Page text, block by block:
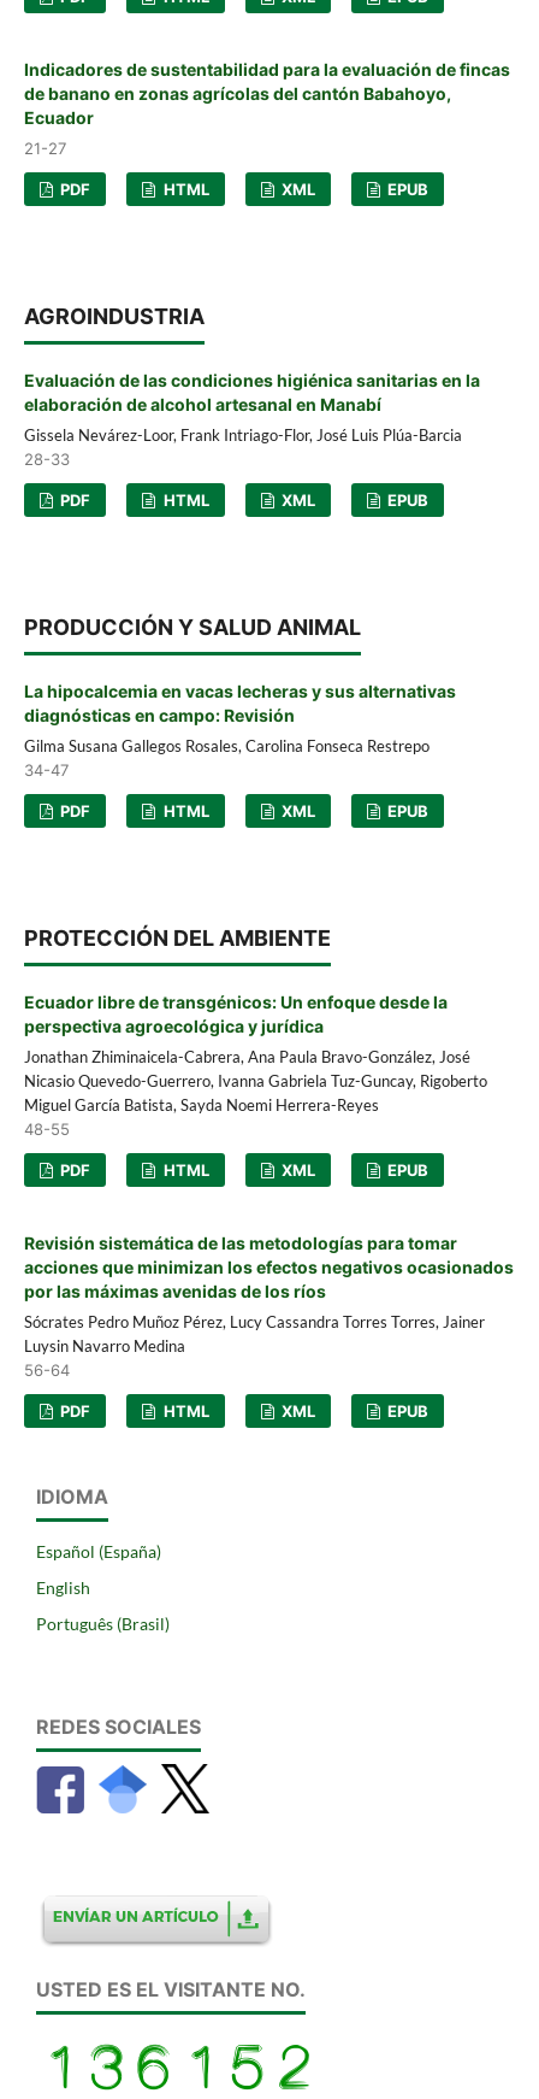
Indicadores de sustentabilidad para la evaluación de fincas
de banano en zonas agrícolas del cantón Babahoyo,
Ecuador
21-27
PDF HTML XML EPUB
AGROINDUSTRIA
Evaluación de las condiciones higiénica sanitarias en la
elaboración de alcohol artesanal en Manabí
Gissela Nevárez-Loor, Frank Intriago-Flor, José Luis Plúa-Barcia
28-33
PDF HTML XML EPUB
PRODUCCIÓN Y SALUD ANIMAL
La hipocalcemia en vacas lecheras y sus alternativas
diagnósticas en campo: Revisión
Gilma Susana Gallegos Rosales, Carolina Fonseca Restrepo
34-47
PDF HTML XML EPUB
PROTECCIÓN DEL AMBIENTE
Ecuador libre de transgénicos: Un enfoque desde la
perspectiva agroecológica y jurídica
Jonathan Zhiminaicela-Cabrera, Ana Paula Bravo-González, José
Nicasio Quevedo-Guerrero, Ivanna Gabriela Tuz-Guncay, Rigoberto
Miguel García Batista, Sayda Noemi Herrera-Reyes
48-55
PDF HTML XML EPUB
Revisión sistemática de las metodologías para tomar
acciones que minimizan los efectos negativos ocasionados
por las máximas avenidas de los ríos
Sócrates Pedro Muñoz Pérez, Lucy Cassandra Torres Torres, Jainer
Luysin Navarro Medina
56-64
PDF HTML XML EPUB
IDIOMA
Español (España)
English
Português (Brasil)
REDES SOCIALES
USTED ES EL VISITANTE NO.